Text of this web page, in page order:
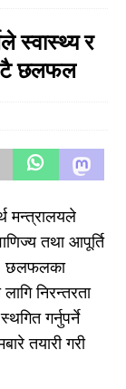
स्वास्थ्य र
छलफल
मन्त्रालयले
तथा आपूर्ति
छलफलका
निरन्तरता
गर्नुपर्ने
तयारी गरी